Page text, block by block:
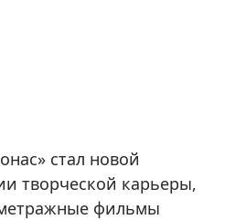
стал новой
творческой карьеры,
фильмы